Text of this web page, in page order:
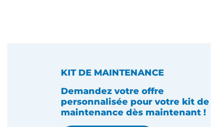
KIT DE MAINTENANCE
Demandez votre offre
personnalisée pour votre kit de
maintenance dès maintenant !